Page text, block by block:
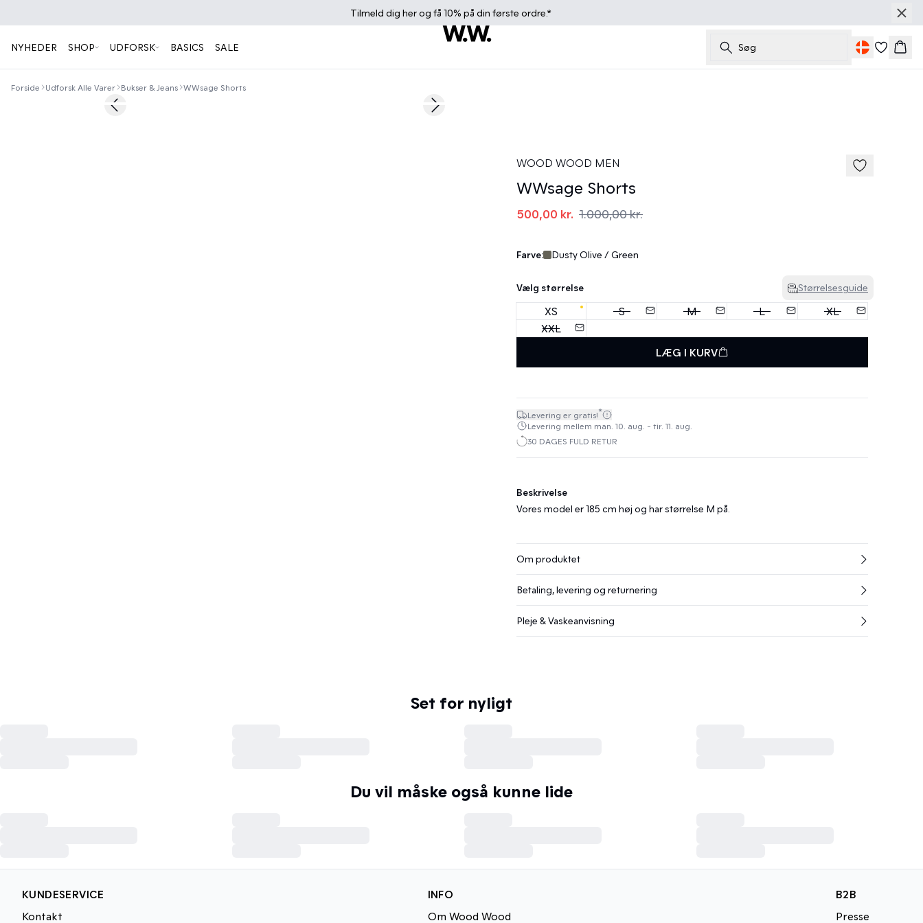
Tilmeld dig herog få 10% på din første ordre.*
NYHEDER SHOP UDFORSK BASICS SALE Søg Kurv
Forside Udforsk Alle Varer Bukser & Jeans WWsage Shorts
50%Previous slide Next slide
WOOD WOOD MEN
WWsage Shorts
500,00 kr. 1.000,00 kr.
Farve: Dusty Olive / Green
Vælg størrelse Størrelsesguide
XS S M L
XL
XXL
LÆG I KURV
Levering er gratis!*
Levering mellem man. 10. aug. - tir. 11. aug.
30 DAGES FULD RETUR
Beskrivelse
Vores model er 185 cm høj og har størrelse M på.
Om produktet
Betaling, levering og returnering
Pleje & Vaskeanvisning
Set for nyligt
Du vil måske også kunne lide
KUNDESERVICE
Kontakt
INFO
Om Wood Wood
B2B
Presse